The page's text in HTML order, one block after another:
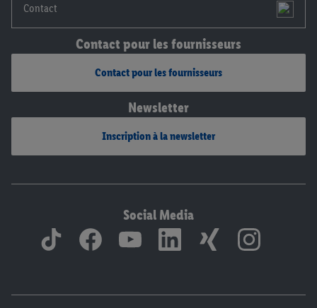
Contact
Contact pour les fournisseurs
Contact pour les fournisseurs
Newsletter
Inscription à la newsletter
Social Media